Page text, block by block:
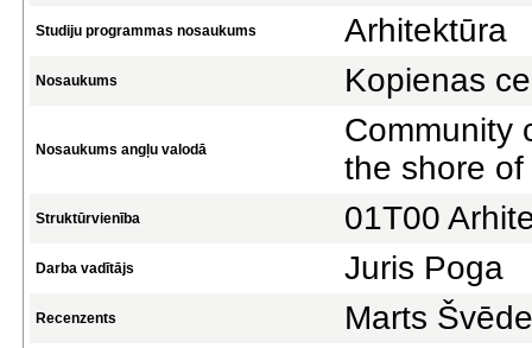
Studiju programmas nosaukums Arhitektūra
Nosaukums Kopienas
Nosaukums angļu valodā
Community
the shore
Struktūrvienība 01T00
Darba vadītājs Juris Poga
Recenzents Marts Švēde